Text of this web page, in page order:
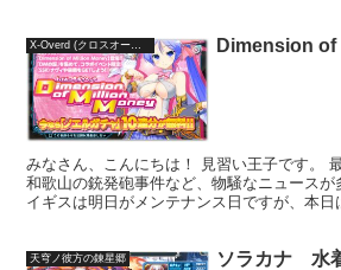
X-Overd (クロスオーバード) Dimension
みなさん、こんにちは！ 見習い王子です。
和歌山の銃発砲事件など、物騒なニュース
イギスは明日がメンテナンス日ですが、本
天穹ノ彼方の錬星郷
ソラカナ 水